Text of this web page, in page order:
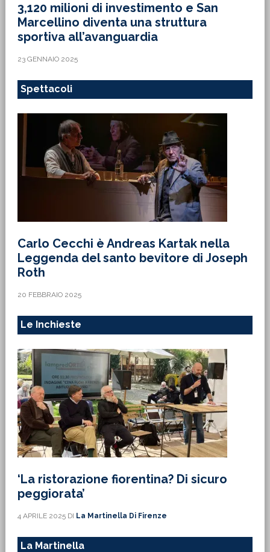
3,120 milioni di investimento e San
Marcellino diventa una struttura
sportiva all’avanguardia
23 GENNAIO 2025
Spettacoli
Carlo Cecchi è Andreas Kartak nella
Leggenda del santo bevitore di Joseph
Roth
20 FEBBRAIO 2025
Le Inchieste
‘La ristorazione fiorentina? Di sicuro
peggiorata’
4 APRILE 2025DI La Martinella Di Firenze
La Martinella